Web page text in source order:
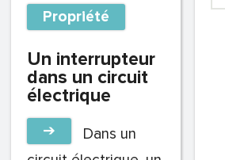
Propriété
Un interrupteur
dans un circuit
électrique
➔
Dans un